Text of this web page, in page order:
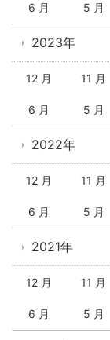
6 月 5 月
2023年
12 月 11 月
6 月 5 月
2022年
12 月 11 月
6 月 5 月
2021年
12 月 11 月
6 月 5 月